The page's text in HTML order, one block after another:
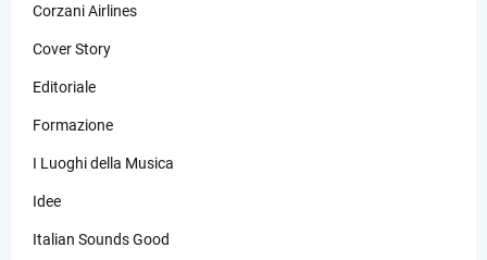
Corzani Airlines
Cover Story
Editoriale
Formazione
I Luoghi della Musica
Idee
Italian Sounds Good